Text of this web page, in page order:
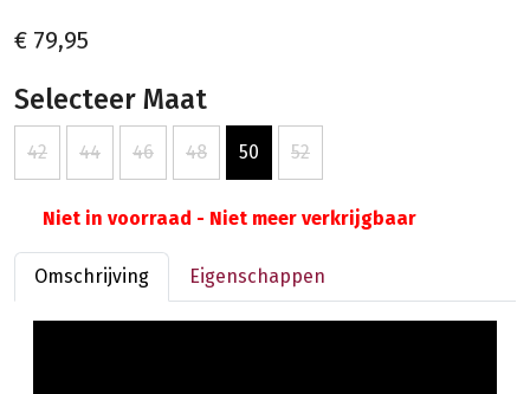
€ 79,95
Selecteer Maat
42 44 46 48 50 52
Niet in voorraad - Niet meer verkrijgbaar
Omschrijving Eigenschappen